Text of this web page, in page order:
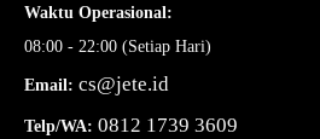
Waktu Operasional:
08:00 - 22:00 (Setiap Hari)
Email: cs@jete.id
Telp/WA: 0812 1739 3609